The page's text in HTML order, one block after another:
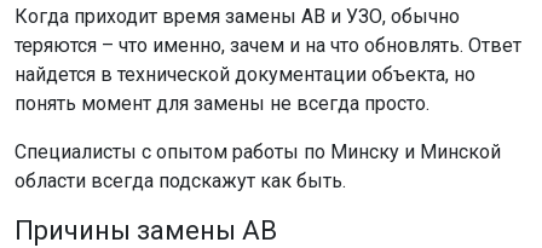
Когда приходит время замены АВ и УЗО, обычно
теряются – что именно, зачем и на что обновлять. Ответ
найдется в технической документации объекта, но
понять момент для замены не всегда просто.
Специалисты с опытом работы по Минску и Минской
области всегда подскажут как быть.
Причины замены АВ